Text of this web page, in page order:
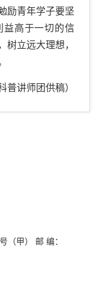
励青年学子要坚
益高于一切的信
树立远大理想，
普讲师团供稿）
（甲） 邮 编：